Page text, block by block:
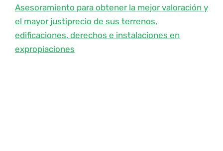
Asesoramiento para obtener la mejor valoración y
el mayor justiprecio de sus terrenos,
edificaciones, derechos e instalaciones en
expropiaciones